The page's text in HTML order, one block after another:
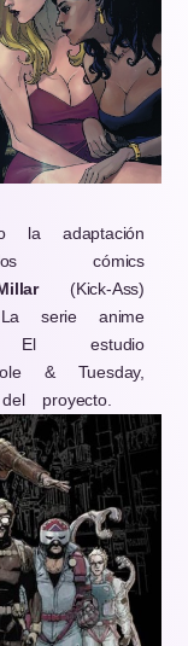
adaptación
(Kick-Ass)
La serie anime
El estudio
& Tuesday,
proyecto.